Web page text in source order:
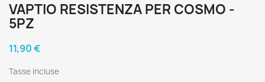
VAPTIO RESISTENZA PER COSMO -
5PZ
11,90 €
Tasse incluse